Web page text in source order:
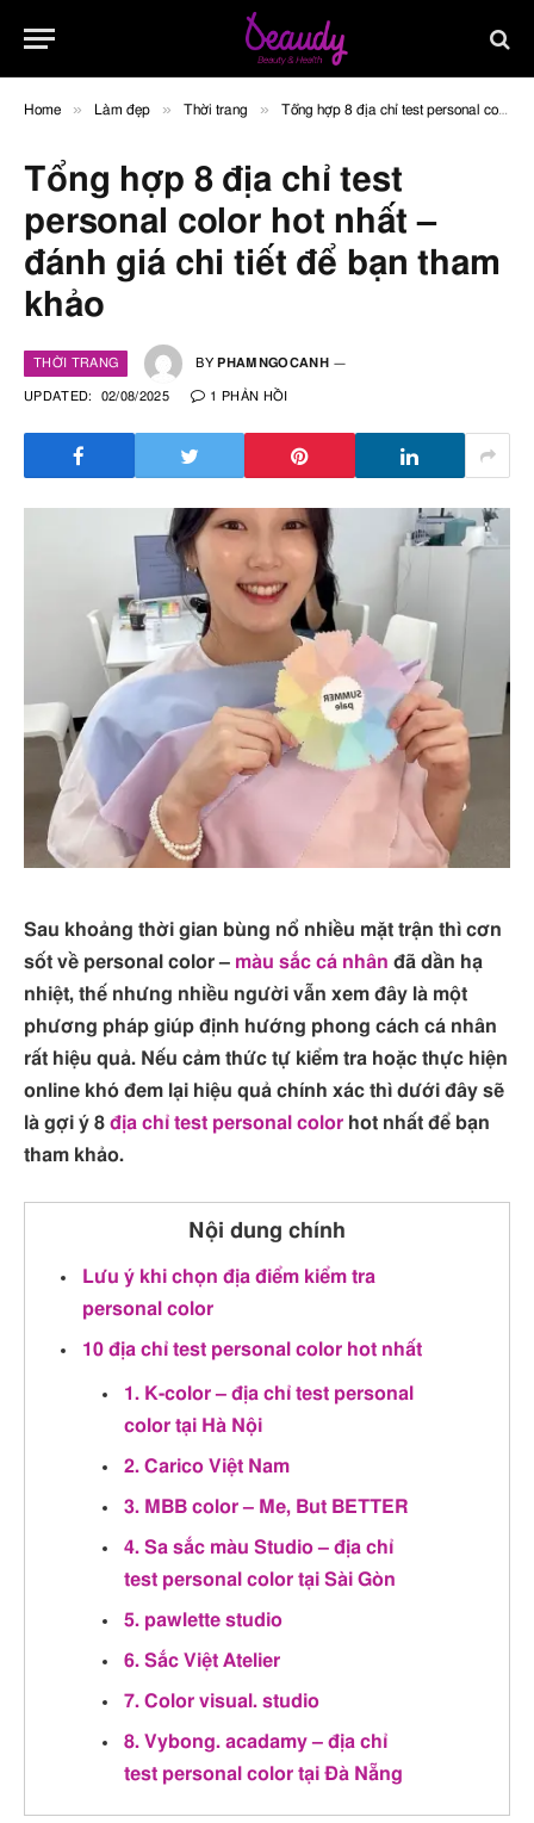
Home » Làm đẹp » Thời trang » Tổng hợp 8 địa chỉ test personal color hot nhất – đánh giá chi tiết để bạn tham khảo
Tổng hợp 8 địa chỉ test
personal color hot nhất –
đánh giá chi tiết để bạn tham
khảo
THỜI TRANG BY PHAMNGOCANH
UPDATED: 02/08/2025 1 PHẢN HỒI
Sau khoảng thời gian bùng nổ nhiều mặt trận thì cơn
sốt về personal color – màu sắc cá nhân đã dần hạ
nhiệt, thế nhưng nhiều người vẫn xem đây là một
phương pháp giúp định hướng phong cách cá nhân
rất hiệu quả. Nếu cảm thức tự kiểm tra hoặc thực hiện
online khó đem lại hiệu quả chính xác thì dưới đây sẽ
là gợi ý 8 địa chỉ test personal color hot nhất để bạn
tham khảo.
Nội dung chính
Lưu ý khi chọn địa điểm kiểm tra
personal color
10 địa chỉ test personal color hot nhất
1. K-color – địa chỉ test personal
color tại Hà Nội
2. Carico Việt Nam
3. MBB color – Me, But BETTER
4. Sa sắc màu Studio – địa chỉ
test personal color tại Sài Gòn
5. pawlette studio
6. Sắc Việt Atelier
7. Color visual. studio
8. Vybong. acadamy – địa chỉ
test personal color tại Đà Nẵng